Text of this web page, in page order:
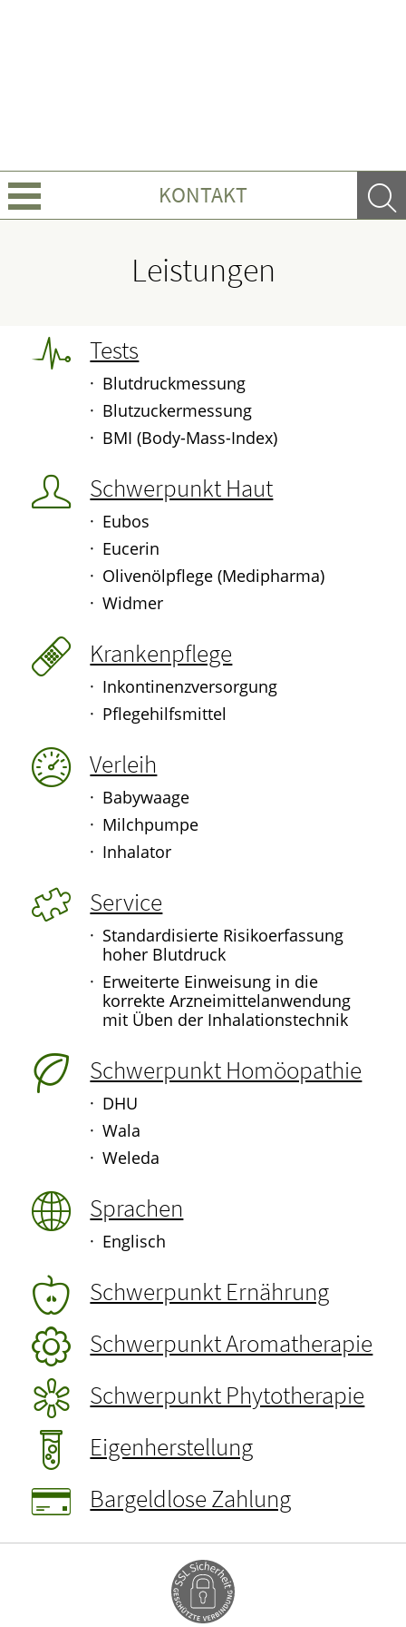
KONTAKT
Ratgeber
Krankheiten & Therapie
HOMÖOPATHIE
ELTERN UND KIND
Leistungen
Tests
Blutdruckmessung
Blutzuckermessung
BMI (Body-Mass-Index)
Schwerpunkt Haut
Eubos
Eucerin
Olivenölpflege (Medipharma)
Widmer
Krankenpflege
Inkontinenzversorgung
Pflegehilfsmittel
Verleih
Babywaage
Milchpumpe
Inhalator
Service
Standardisierte Risikoerfassung
hoher Blutdruck
Erweiterte Einweisung in die
korrekte Arzneimittelanwendung
mit Üben der Inhalationstechnik
Schwerpunkt Homöopathie
DHU
Wala
Weleda
Sprachen
Englisch
Schwerpunkt Ernährung
Schwerpunkt Aromatherapie
Schwerpunkt Phytotherapie
Eigenherstellung
Bargeldlose Zahlung